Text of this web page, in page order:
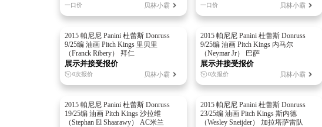
一口价 贝林小霸 一口价 贝林小霸
2015 帕尼尼 Panini 杜蕾斯 Donruss
9/25编 油画 Pitch Kings 里贝里
（Franck Ribery） 拜仁
展示并接受报价
0次报价 贝林小霸
2015 帕尼尼 Panini 杜蕾斯 Donruss
9/25编 油画 Pitch Kings 内马尔
（Neymar Jr） 巴萨
展示并接受报价
0次报价 贝林小霸
2015 帕尼尼 Panini 杜蕾斯 Donruss
19/25编 油画 Pitch Kings 沙拉维
（Stephan El Shaarawy） AC米兰
2015 帕尼尼 Panini 杜蕾斯 Donruss
23/25编 油画 Pitch Kings 斯内德
（Wesley Sneijder） 加拉塔萨雷队